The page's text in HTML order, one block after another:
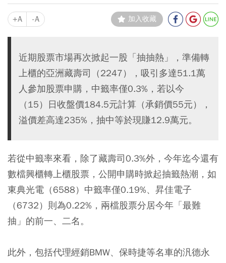
+A -A 加入收藏
近期股票市場再次掀起一股「抽抽熱」，準備轉
上櫃的亞洲藏壽司（2247），吸引多達51.1萬
人參加股票申購，中籤率僅0.3%，若以今
（15）日收盤價184.5元計算（承銷價55元），
溢價差高達235%，抽中等於現賺12.9萬元。
若從中籤率來看，除了藏壽司0.3%外，今年迄今還有
數檔興櫃轉上櫃股票，公開申購時掀起抽籤熱潮，如
東典光電（6588）中籤率僅0.19%、昇佳電子
（6732）則為0.22%，兩檔股票分居今年「最難
抽」的前一、二名。
此外，包括代理經銷BMW、保時捷等名車的汎德永